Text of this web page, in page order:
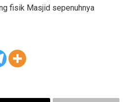
fisik Masjid sepenuhnya